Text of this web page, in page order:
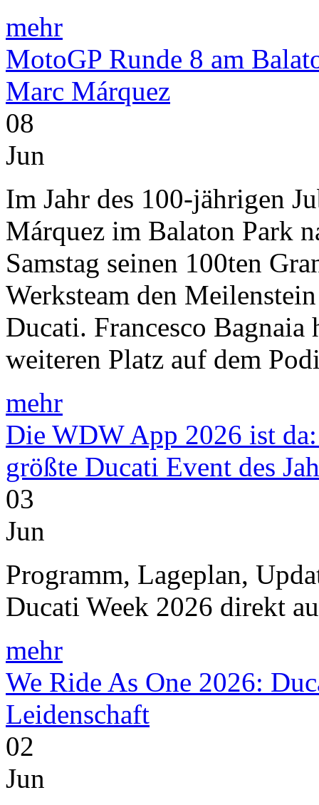
mehr
MotoGP Runde 8 am
Marc Márquez
08
Jun
Im Jahr des 100-jährigen
Márquez im Balaton Park
Samstag seinen 100ten
Werksteam den
Ducati. Francesco
weiteren Platz auf dem
mehr
Die WDW App 2026 ist
größte Ducati Event des
03
Jun
Programm, Lageplan,
Ducati Week 2026 direkt
mehr
We Ride As One 2026:
Leidenschaft
02
Jun